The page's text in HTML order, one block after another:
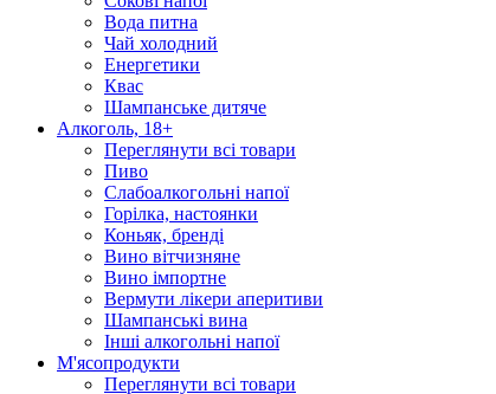
Вода питна
Чай холодний
Енергетики
Квас
Шампанське дитяче
Алкоголь, 18+
Переглянути всі товари
Пиво
Слабоалкогольні напої
Горілка, настоянки
Коньяк, бренді
Вино вітчизняне
Вино імпортне
Вермути лікери аперитиви
Шампанські вина
Інші алкогольні напої
М'ясопродукти
Переглянути всі товари